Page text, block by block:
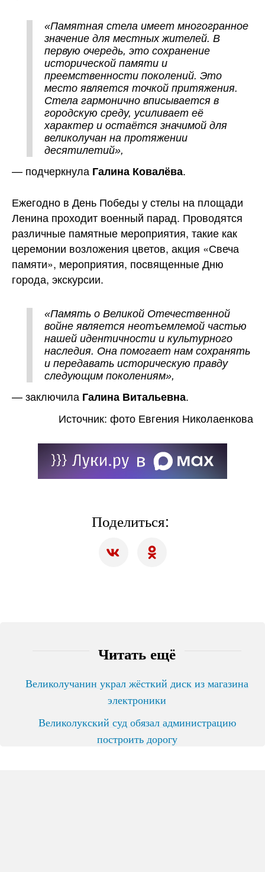
«Памятная стела имеет многогранное
значение для местных жителей. В
первую очередь, это сохранение
исторической памяти и
преемственности поколений. Это
место является точкой притяжения.
Стела гармонично вписывается в
городскую среду, усиливает её
характер и остаётся значимой для
великолучан на протяжении
десятилетий»,
— подчеркнула Галина Ковалёва.
Ежегодно в День Победы у стелы на площади
Ленина проходит военный парад. Проводятся
различные памятные мероприятия, такие как
церемонии возложения цветов, акция «Свеча
памяти», мероприятия, посвященные Дню
города, экскурсии.
«Память о Великой Отечественной
войне является неотъемлемой частью
нашей идентичности и культурного
наследия. Она помогает нам сохранять
и передавать историческую правду
следующим поколениям»,
— заключила Галина Витальевна.
Источник: фото Евгения Николаенкова
Поделиться:
Читать ещё
Великолучанин украл жёсткий диск из магазина
электроники
Великолукский суд обязал администрацию
построить дорогу